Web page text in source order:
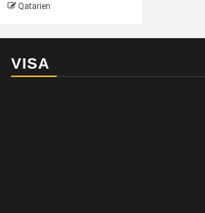
Qatarien
VISA